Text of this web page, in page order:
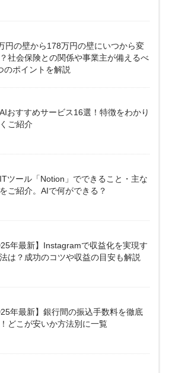
円の壁から178万円の壁にいつから変
社会保険との関係や事業主が備えるべ
のポイントを解説
おすすめサービス16選！特徴をわかり
ご紹介
ツール「Notion」でできること・主な
ご紹介。AIで何ができる？
年最新】Instagramで収益化を実現す
は？成功のコツや収益の目安も解説
年最新】銀行間の振込手数料を徹底
どこが安いか方法別に一覧